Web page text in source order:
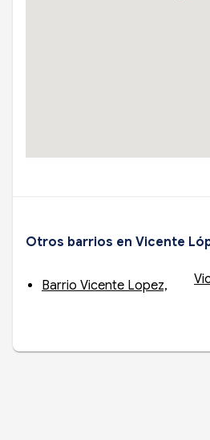
Otros barrios en Vicente
Barrio Vicente Lopez,